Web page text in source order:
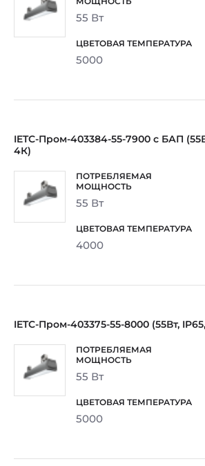
55 Вт
5000
IETC-Пром-403384-55-7900 с БАП
4К)
55 Вт
4000
IETC-Пром-403375-55-8000 (55Вт,
55 Вт
5000